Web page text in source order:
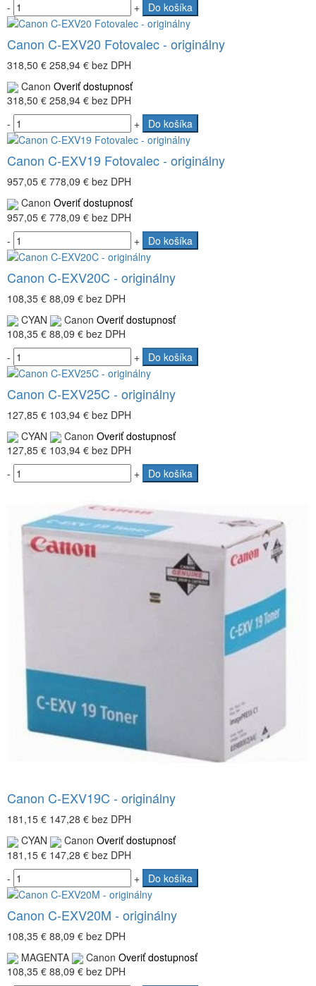
- + Do košíka
Canon C-EXV20 Fotovalec - originálny
318,50 € 258,94 € bez DPH
Canon Overiť dostupnosť
318,50 € 258,94 € bez DPH
-
+ Do košíka
Canon C-EXV19 Fotovalec - originálny
957,05 € 778,09 € bez DPH
Canon Overiť dostupnosť
957,05 € 778,09 € bez DPH
-
+ Do košíka
Canon C-EXV20C - originálny
108,35 € 88,09 € bez DPH
CYAN
Canon Overiť dostupnosť
108,35 € 88,09 € bez DPH
-
+ Do košíka
Canon C-EXV25C - originálny
127,85 € 103,94 € bez DPH
CYAN
Canon Overiť dostupnosť
127,85 € 103,94 € bez DPH
-
+ Do košíka
Canon C-EXV19C - originálny
181,15 € 147,28 € bez DPH
CYAN
Canon Overiť dostupnosť
181,15 € 147,28 € bez DPH
-
+ Do košíka
Canon C-EXV20M - originálny
108,35 € 88,09 € bez DPH
MAGENTA
Canon Overiť dostupnosť
108,35 € 88,09 € bez DPH